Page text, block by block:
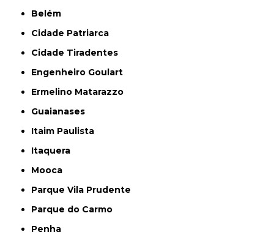
Belém
Cidade Patriarca
Cidade Tiradentes
Engenheiro Goulart
Ermelino Matarazzo
Guaianases
Itaim Paulista
Itaquera
Mooca
Parque Vila Prudente
Parque do Carmo
Penha